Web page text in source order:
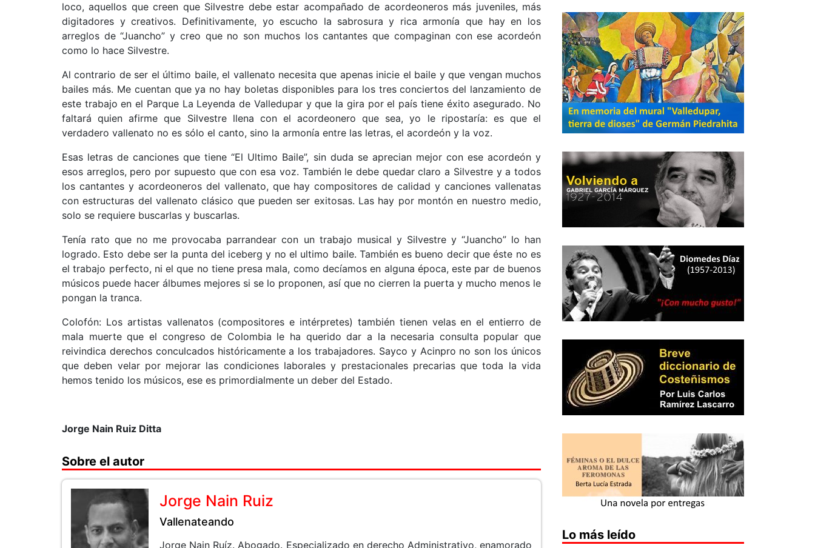
loco, aquellos que creen que Silvestre debe estar acompañado de acordeoneros más juveniles, más
digitadores y creativos. Definitivamente, yo escucho la sabrosura y rica armonía que hay en los
arreglos de “Juancho” y creo que no son muchos los cantantes que compaginan con ese acordeón
como lo hace Silvestre.
Al contrario de ser el último baile, el vallenato necesita que apenas inicie el baile y que vengan muchos
bailes más. Me cuentan que ya no hay boletas disponibles para los tres conciertos del lanzamiento de
este trabajo en el Parque La Leyenda de Valledupar y que la gira por el país tiene éxito asegurado. No
faltará quien afirme que Silvestre llena con el acordeonero que sea, yo le ripostaría: es que el
verdadero vallenato no es sólo el canto, sino la armonía entre las letras, el acordeón y la voz.
Esas letras de canciones que tiene “El Ultimo Baile”, sin duda se aprecian mejor con ese acordeón y
esos arreglos, pero por supuesto que con esa voz. También le debe quedar claro a Silvestre y a todos
los cantantes y acordeoneros del vallenato, que hay compositores de calidad y canciones vallenatas
con estructuras del vallenato clásico que pueden ser exitosas. Las hay por montón en nuestro medio,
solo se requiere buscarlas y buscarlas.
Tenía rato que no me provocaba parrandear con un trabajo musical y Silvestre y “Juancho” lo han
logrado. Esto debe ser la punta del iceberg y no el ultimo baile. También es bueno decir que éste no es
el trabajo perfecto, ni el que no tiene presa mala, como decíamos en alguna época, este par de buenos
músicos puede hacer álbumes mejores si se lo proponen, así que no cierren la puerta y mucho menos le
pongan la tranca.
Colofón: Los artistas vallenatos (compositores e intérpretes) también tienen velas en el entierro de
mala muerte que el congreso de Colombia le ha querido dar a la necesaria consulta popular que
reivindica derechos conculcados históricamente a los trabajadores. Sayco y Acinpro no son los únicos
que deben velar por mejorar las condiciones laborales y prestacionales precarias que toda la vida
hemos tenido los músicos, ese es primordialmente un deber del Estado.
Jorge Nain Ruiz Ditta
Sobre el autor
Jorge Nain Ruiz
Vallenateando
Jorge Nain Ruíz. Abogado. Especializado en derecho Administrativo, enamorado
Lo más leído